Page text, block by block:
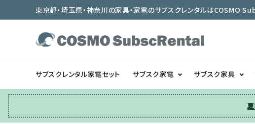
東京都・埼玉県・神奈川の家具・家電のサブスクレンタルはCOSMO
サブスクレンタル家電セット サブスク家電
冷蔵庫 洗濯機
サブスク家具
テーブル/デスク チェア